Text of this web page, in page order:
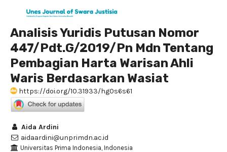
Analisis Yuridis Putusan Nomor
447/Pdt.G/2019/Pn Mdn Tentang
Pembagian Harta Warisan Ahli
Waris Berdasarkan Wasiat
https://doi.org/10.31933/hg0s6s61
Aida Ardini
aidaardini@unprimdn.ac.id
Universitas Prima Indonesia, Indonesia